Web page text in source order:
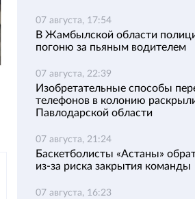
07 августа, 17:54
В Жамбылской области
погоню за пьяным водителем
07 августа, 22:39
Изобретательные способы
телефонов в колонию
Павлодарской области
07 августа, 21:24
Баскетболисты «Астаны»
из-за риска закрытия команды
07 августа, 16:23